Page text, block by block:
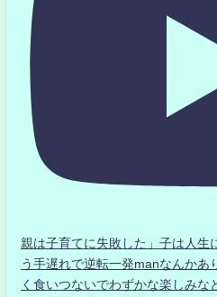
親は子育てに失敗した」子は人生
う手遅れで逆転一発manなんかあ
く食いつないでわずかな楽しみな